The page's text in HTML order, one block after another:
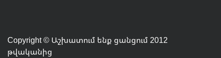
Copyright © Աշխատում ենք ցանցում 2012
թվականից